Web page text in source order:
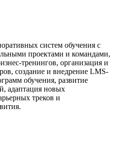
систем обучения с
проектами и командами,
тренингов, организация и
создание и внедрение LMS-
обучения, развитие
адаптация новых
треков и